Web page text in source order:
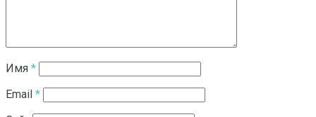
Имя *
Email *